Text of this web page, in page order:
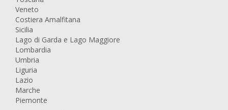
Veneto
Costiera Amalfitana
Sicilia
Lago di Garda e Lago Maggiore
Lombardia
Umbria
Liguria
Lazio
Marche
Piemonte